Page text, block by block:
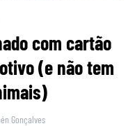
com cartão
(e não tem
Gonçalves